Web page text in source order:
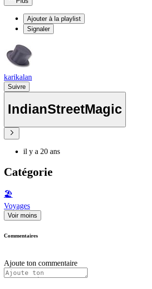
Ajouter à la playlist
Signaler
karikalan
Suivre
IndianStreetMagic
il y a 20 ans
Catégorie
🏖
Voyages
Voir moins
Commentaires
Ajoute ton commentaire